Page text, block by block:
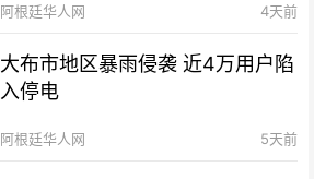
阿根廷华人网 4天前
大布市地区暴雨侵袭 近4万用户陷
入停电
阿根廷华人网 5天前